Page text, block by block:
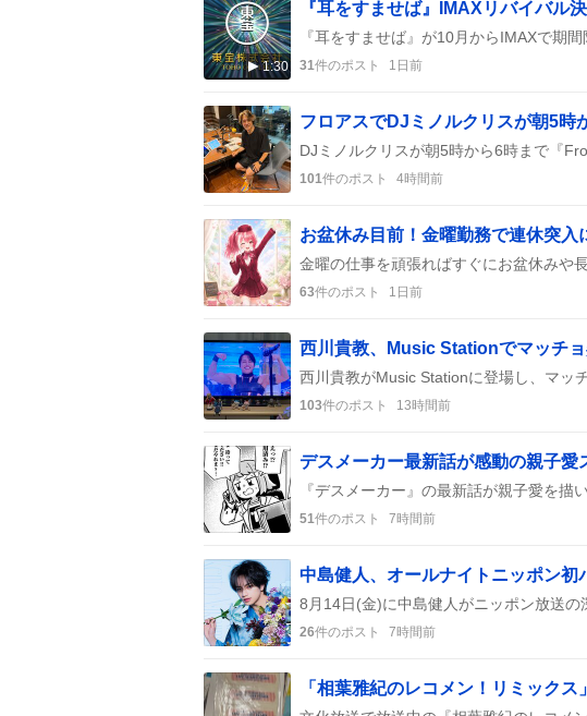
1:30 31件のポスト 1日前
101件のポスト 4時間前
63件のポスト 1日前
西川貴教、Music Stationでマッチ
103件のポスト 13時間前
51件のポスト 7時間前
26件のポスト 7時間前